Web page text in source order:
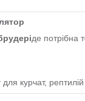
де потрібна
курчат,